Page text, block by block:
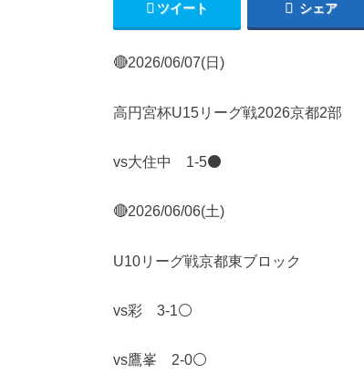
ツイート シェア
🔴2026/06/07(日)
高円宮杯U15リーグ戦2026京都2部
vs大住中 1-5⚫️
🔴2026/06/06(土)
U10リーグ戦京都東ブロック
vs彩 3-1⚪️
vs鷹峯 2-0⚪️